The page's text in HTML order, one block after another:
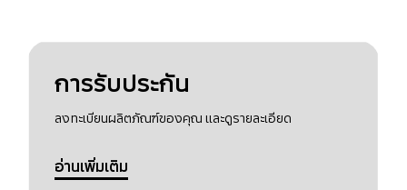
การรับประกัน
ลงทะเบียนผลิตภัณฑ์ของคุณ และดูรายละเอียด
อ่านเพิ่มเติม